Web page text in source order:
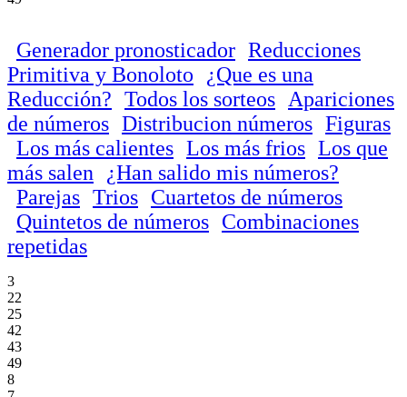
Generador pronosticador Reducciones
Primitiva y Bonoloto
¿Que es una
Reducción? Todos los sorteos
Apariciones
de números Distribucion números Figuras
Los más calientes Los más frios Los que
más salen
¿Han salido mis números?
Parejas Trios Cuartetos de números
Quintetos de números Combinaciones
repetidas
3
22
25
42
43
49
8